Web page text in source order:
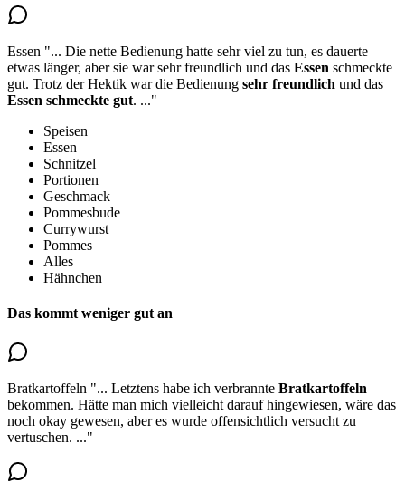
Essen "... Die nette Bedienung hatte sehr viel zu tun, es dauerte
etwas länger, aber sie war sehr freundlich und das Essen schmeckte
gut. Trotz der Hektik war die Bedienung sehr freundlich und das
Essen schmeckte gut. ..."
Speisen
Essen
Schnitzel
Portionen
Geschmack
Pommesbude
Currywurst
Pommes
Alles
Hähnchen
Das kommt weniger gut an
Bratkartoffeln "... Letztens habe ich verbrannte Bratkartoffeln
bekommen. Hätte man mich vielleicht darauf hingewiesen, wäre das
noch okay gewesen, aber es wurde offensichtlich versucht zu
vertuschen. ..."